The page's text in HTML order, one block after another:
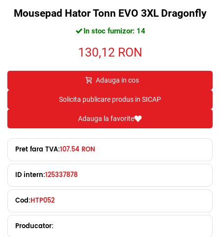
Mousepad Hator Tonn EVO 3XL Dragonfly
In stoc furnizor: 14
130,12 RON
Adauga in cos
Solicita publicare produs in SICAP
Adauga la favorite
Pret fara TVA:107.54 RON
ID intern:125337878
Cod:HTP052
Producator: